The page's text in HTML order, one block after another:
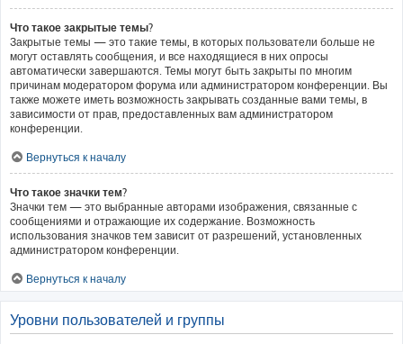
Что такое закрытые темы?
Закрытые темы — это такие темы, в которых пользователи больше не
могут оставлять сообщения, и все находящиеся в них опросы
автоматически завершаются. Темы могут быть закрыты по многим
причинам модератором форума или администратором конференции. Вы
также можете иметь возможность закрывать созданные вами темы, в
зависимости от прав, предоставленных вам администратором
конференции.
Вернуться к началу
Что такое значки тем?
Значки тем — это выбранные авторами изображения, связанные с
сообщениями и отражающие их содержание. Возможность
использования значков тем зависит от разрешений, установленных
администратором конференции.
Вернуться к началу
Уровни пользователей и группы